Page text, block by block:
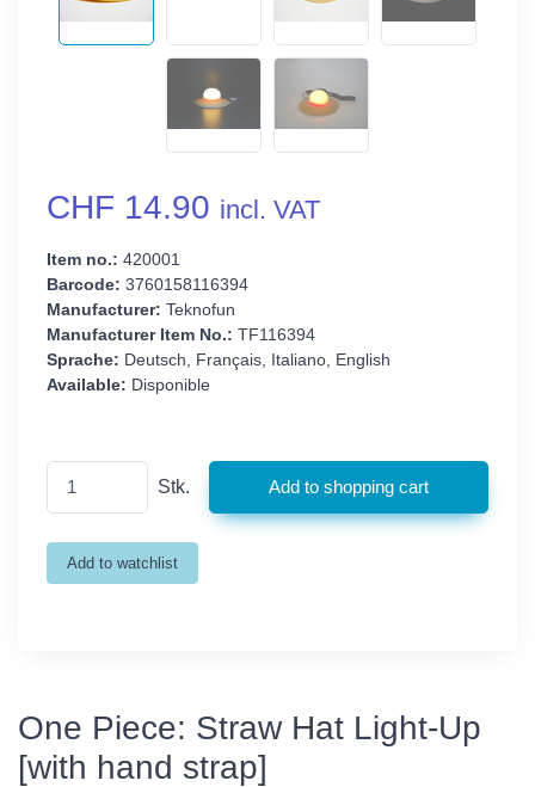
CHF 14.90 incl. VAT
Item no.: 420001
Barcode: 3760158116394
Manufacturer: Teknofun
Manufacturer Item No.: TF116394
Sprache: Deutsch, Français, Italiano, English
Available: Disponible
Stk.
One Piece: Straw Hat Light-Up
[with hand strap]